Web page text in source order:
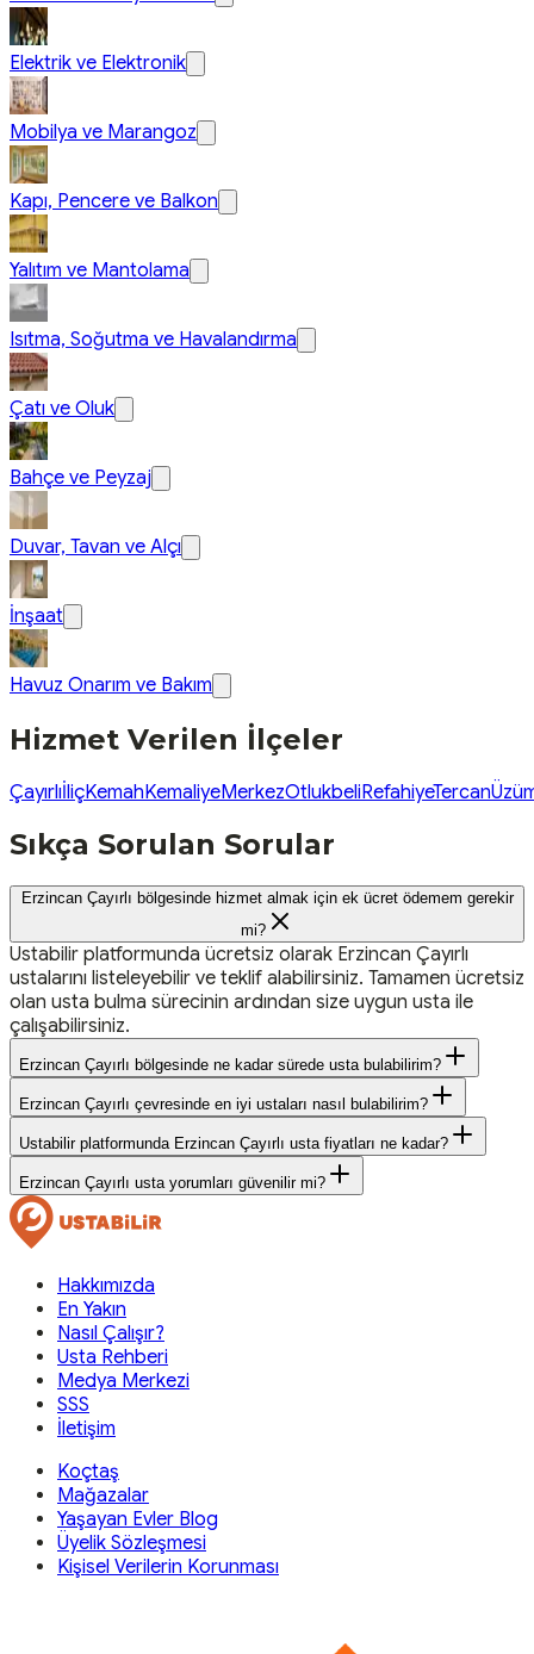
Elektrik ve Elektronik
Mobilya ve Marangoz
Kapı, Pencere ve Balkon
Yalıtım ve Mantolama
Isıtma, Soğutma ve Havalandırma
Çatı ve Oluk
Bahçe ve Peyzaj
Duvar, Tavan ve Alçı
İnşaat
Havuz Onarım ve Bakım
Hizmet Verilen İlçeler
ÇayırlıİliçKemahKemaliyeMerkezOtlukbeliRefahiyeTercan
Sıkça Sorulan Sorular
Erzincan Çayırlı bölgesinde hizmet almak için ek ücret ödemem gerekir
mi?
Ustabilir platformunda ücretsiz olarak Erzincan Çayırlı
ustalarını listeleyebilir ve teklif alabilirsiniz. Tamamen ücretsiz
olan usta bulma sürecinin ardından size uygun usta ile
çalışabilirsiniz.
Erzincan Çayırlı bölgesinde ne kadar sürede usta bulabilirim?
Erzincan Çayırlı çevresinde en iyi ustaları nasıl bulabilirim?
Ustabilir platformunda Erzincan Çayırlı usta fiyatları ne kadar?
Erzincan Çayırlı usta yorumları güvenilir mi?
Hakkımızda
En Yakın
Nasıl Çalışır?
Usta Rehberi
Medya Merkezi
SSS
İletişim
Koçtaş
Mağazalar
Yaşayan Evler Blog
Üyelik Sözleşmesi
Kişisel Verilerin Korunması